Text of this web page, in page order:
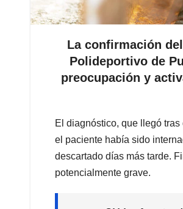
La confirmación
Polideportivo de
preocupación y
​El diagnóstico, que llegó
el paciente había sido
descartado días más tarde.
potencialmente grave.